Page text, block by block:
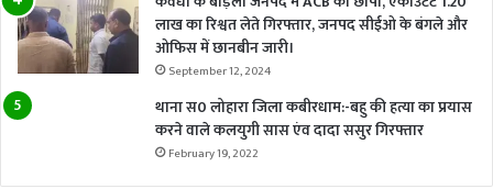
लाख का रिश्वत लेते गिरफ्तार, जनपद सीईओ के बंगले और
ओफिस में छानबीन जारी।
September 12, 2024
थाना स0 लोहारा जिला कबीरधाम:-बहु की हत्या का प्रयास
करने वाले कलयुगी सास एंव दादा ससुर गिरफ्तार
February 19, 2022